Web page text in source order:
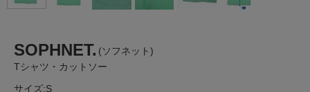
SOPHNET. (ソフネット)
Tシャツ・カットソー
サイズ:S